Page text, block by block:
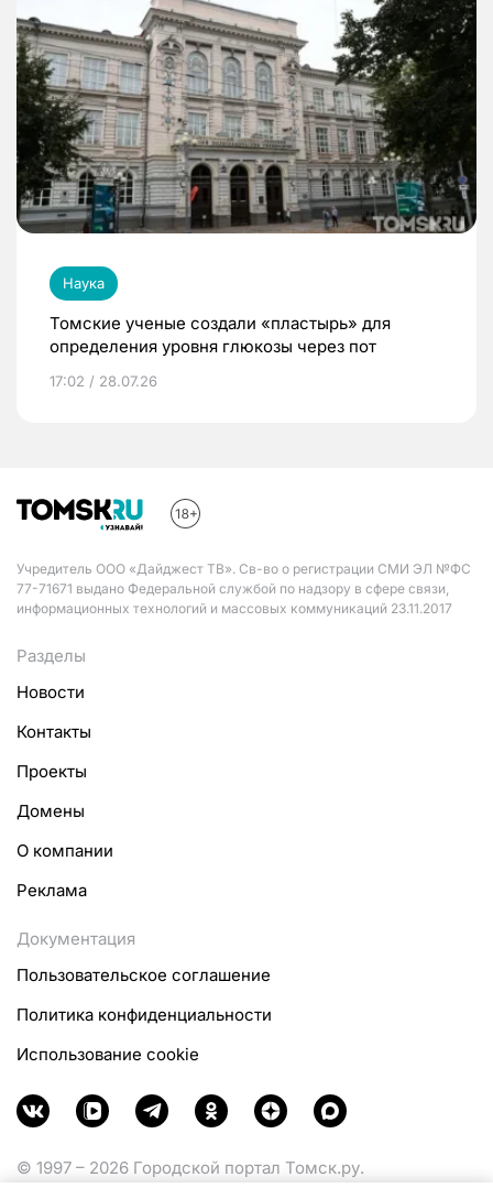
Наука
Томские ученые создали «пластырь» для
определения уровня глюкозы через пот
17:02 / 28.07.26
Учредитель ООО «Дайджест ТВ». Св-во о регистрации СМИ ЭЛ №ФС
77-71671 выдано Федеральной службой по надзору в сфере связи,
информационных технологий и массовых коммуникаций 23.11.2017
Разделы
Новости
Контакты
Проекты
Домены
О компании
Реклама
Документация
Пользовательское соглашение
Политика конфиденциальности
Использование cookie
© 1997 – 2026 Городской портал Томск.ру.